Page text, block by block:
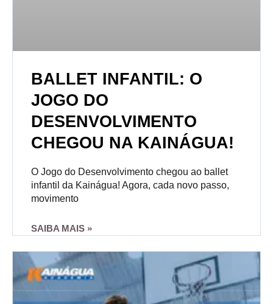
BALLET INFANTIL: O
JOGO DO
DESENVOLVIMENTO
CHEGOU NA KAINÁGUA!
O Jogo do Desenvolvimento chegou ao ballet
infantil da Kainágua! Agora, cada novo passo,
movimento
SAIBA MAIS »